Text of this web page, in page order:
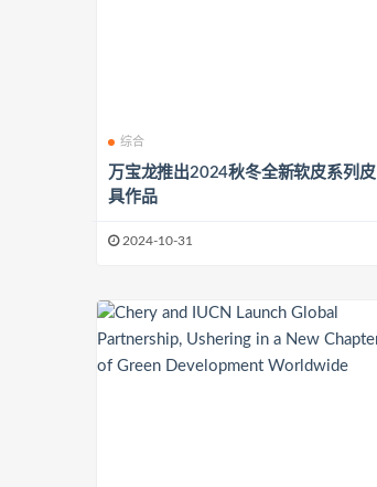
综合
万宝龙推出2024秋冬全新软皮系列皮
具作品
2024-10-31